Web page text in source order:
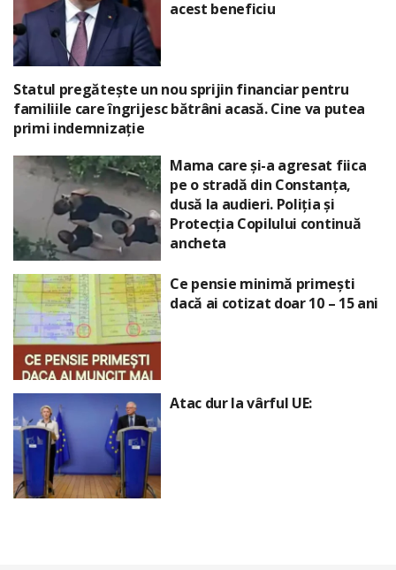
acest beneficiu
Statul pregătește un nou sprijin financiar pentru
familiile care îngrijesc bătrâni acasă. Cine va putea
primi indemnizație
Mama care și-a agresat fiica
pe o stradă din Constanța,
dusă la audieri. Poliția și
Protecția Copilului continuă
ancheta
Ce pensie minimă primești
dacă ai cotizat doar 10 – 15 ani
Atac dur la vârful UE: